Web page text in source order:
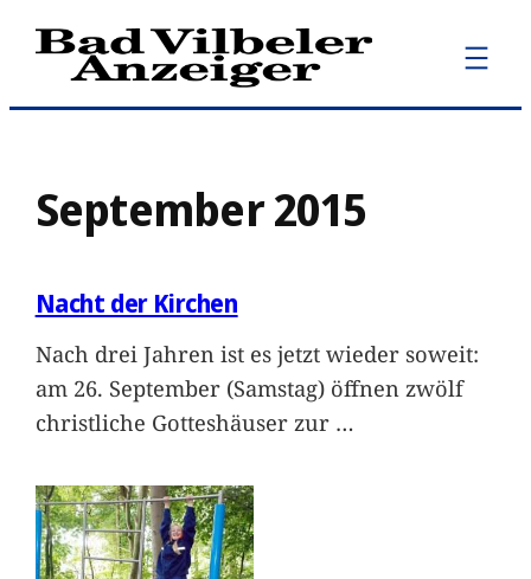
Zum
Inhalt
September 2015
Nacht der Kirchen
Nach drei Jahren ist es jetzt wieder soweit:
am 26. September (Samstag) öffnen zwölf
christliche Gotteshäuser zur …